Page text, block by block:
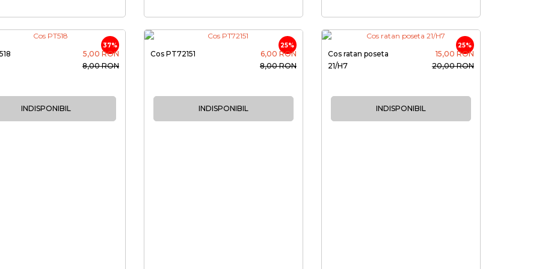
37%
5,00 RON
8,00 RON
INDISPONIBIL
25%
Cos PT72151
6,00 RON
8,00 RON
INDISPONIBIL
25%
Cos ratan poseta
21/H7
15,00 RON
20,00 RON
INDISPONIBIL